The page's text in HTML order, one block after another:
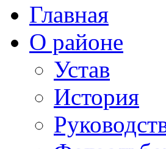
Главная
О районе
Устав
История